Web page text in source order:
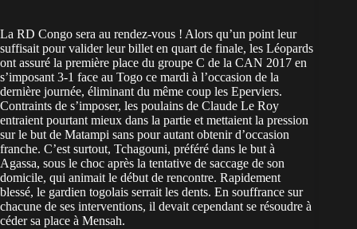
La RD Congo sera au rendez-vous ! Alors qu’un point leur
suffisait pour valider leur billet en quart de finale, les Léopards
ont assuré la première place du groupe C de la CAN 2017 en
s’imposant 3-1 face au Togo ce mardi à l’occasion de la
dernière journée, éliminant du même coup les Eperviers.
Contraints de s’imposer, les poulains de Claude Le Roy
entraient pourtant mieux dans la partie et mettaient la pression
sur le but de Matampi sans pour autant obtenir d’occasion
franche. C’est surtout, Tchagouni, préféré dans le but à
Agassa, sous le choc après la tentative de saccage de son
domicile, qui animait le début de rencontre. Rapidement
blessé, le gardien togolais serrait les dents. En souffrance sur
chacune de ses interventions, il devait cependant se résoudre à
céder sa place à Mensah.